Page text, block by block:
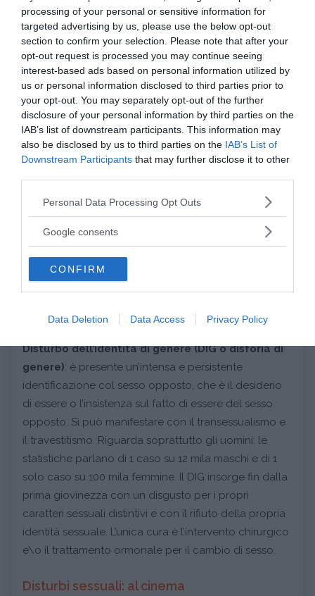
processing of your personal or sensitive information for
targeted advertising by us, please use the below opt-out
section to confirm your selection. Please note that after your
opt-out request is processed you may continue seeing
interest-based ads based on personal information utilized by
us or personal information disclosed to third parties prior to
your opt-out. You may separately opt-out of the further
disclosure of your personal information by third parties on the
IAB’s list of downstream participants. This information may
also be disclosed by us to third parties on the IAB’s List of
Downstream Participants that may further disclose it to other
Please note that this website/app uses one or more Google
not limited to your visit or usage behaviour. You may click to
use your data for below specified purposes in below Google
consent section.
Personal Data Processing Opt Outs
Google consents
CONFIRM
Data Deletion Data Access Privacy Policy
Parafilie (o perversioni sessuali): comportamenti,
fantasie o istinti di carattere sessuale che non
coinvolgono il normale oggetto sessuale ma oggetti
inanimati, persone non consenzienti o bambini. Sono
intenzioni o atti sessuali che non nascono dal
desiderio di intimità e dalla voglia di dare e ricevere
piacere, ma dalla volontà di sopraffazione e di ferire
o di essere feriti. Sono parafilie il feticismo, la
pedofilia, l’esibizionismo, il frotteurismo, il
masochismo, ilsadismo
, il voyeurismo e il feticismo
da travestimento. Si riscontrano tra gli uomini più che
tra le donne, con un rapporto di 20 a 1. Per essere
diagnosticate come tali debbono ripetersi per
Disturbo dell’identità di genere (DIG o disforia di
genere): è presente un’intensa e persistente
identificazione col sesso opposto, che è il desiderio
di essere o l’insistenza sul fatto di essere del sesso
opposto. Si può manifestare con il transessualismo e
il travestitismo. Riguarda soprattutto gli uomini: le
statistiche parlano di 1 caso su 12 mila maschi e di 1
solo caso su 100 mila femmine. Il DIG insorge fin dalla
prima giovinezza con un disgusto per i propri
caratteri sessuali distintivi e con il rifiuto della propria
identità sessuale. L’unica cura è l’intervento chirurgico
e\o il trattamento ormonale per il cambio di sesso.
Disturbi sessuali: al cinema